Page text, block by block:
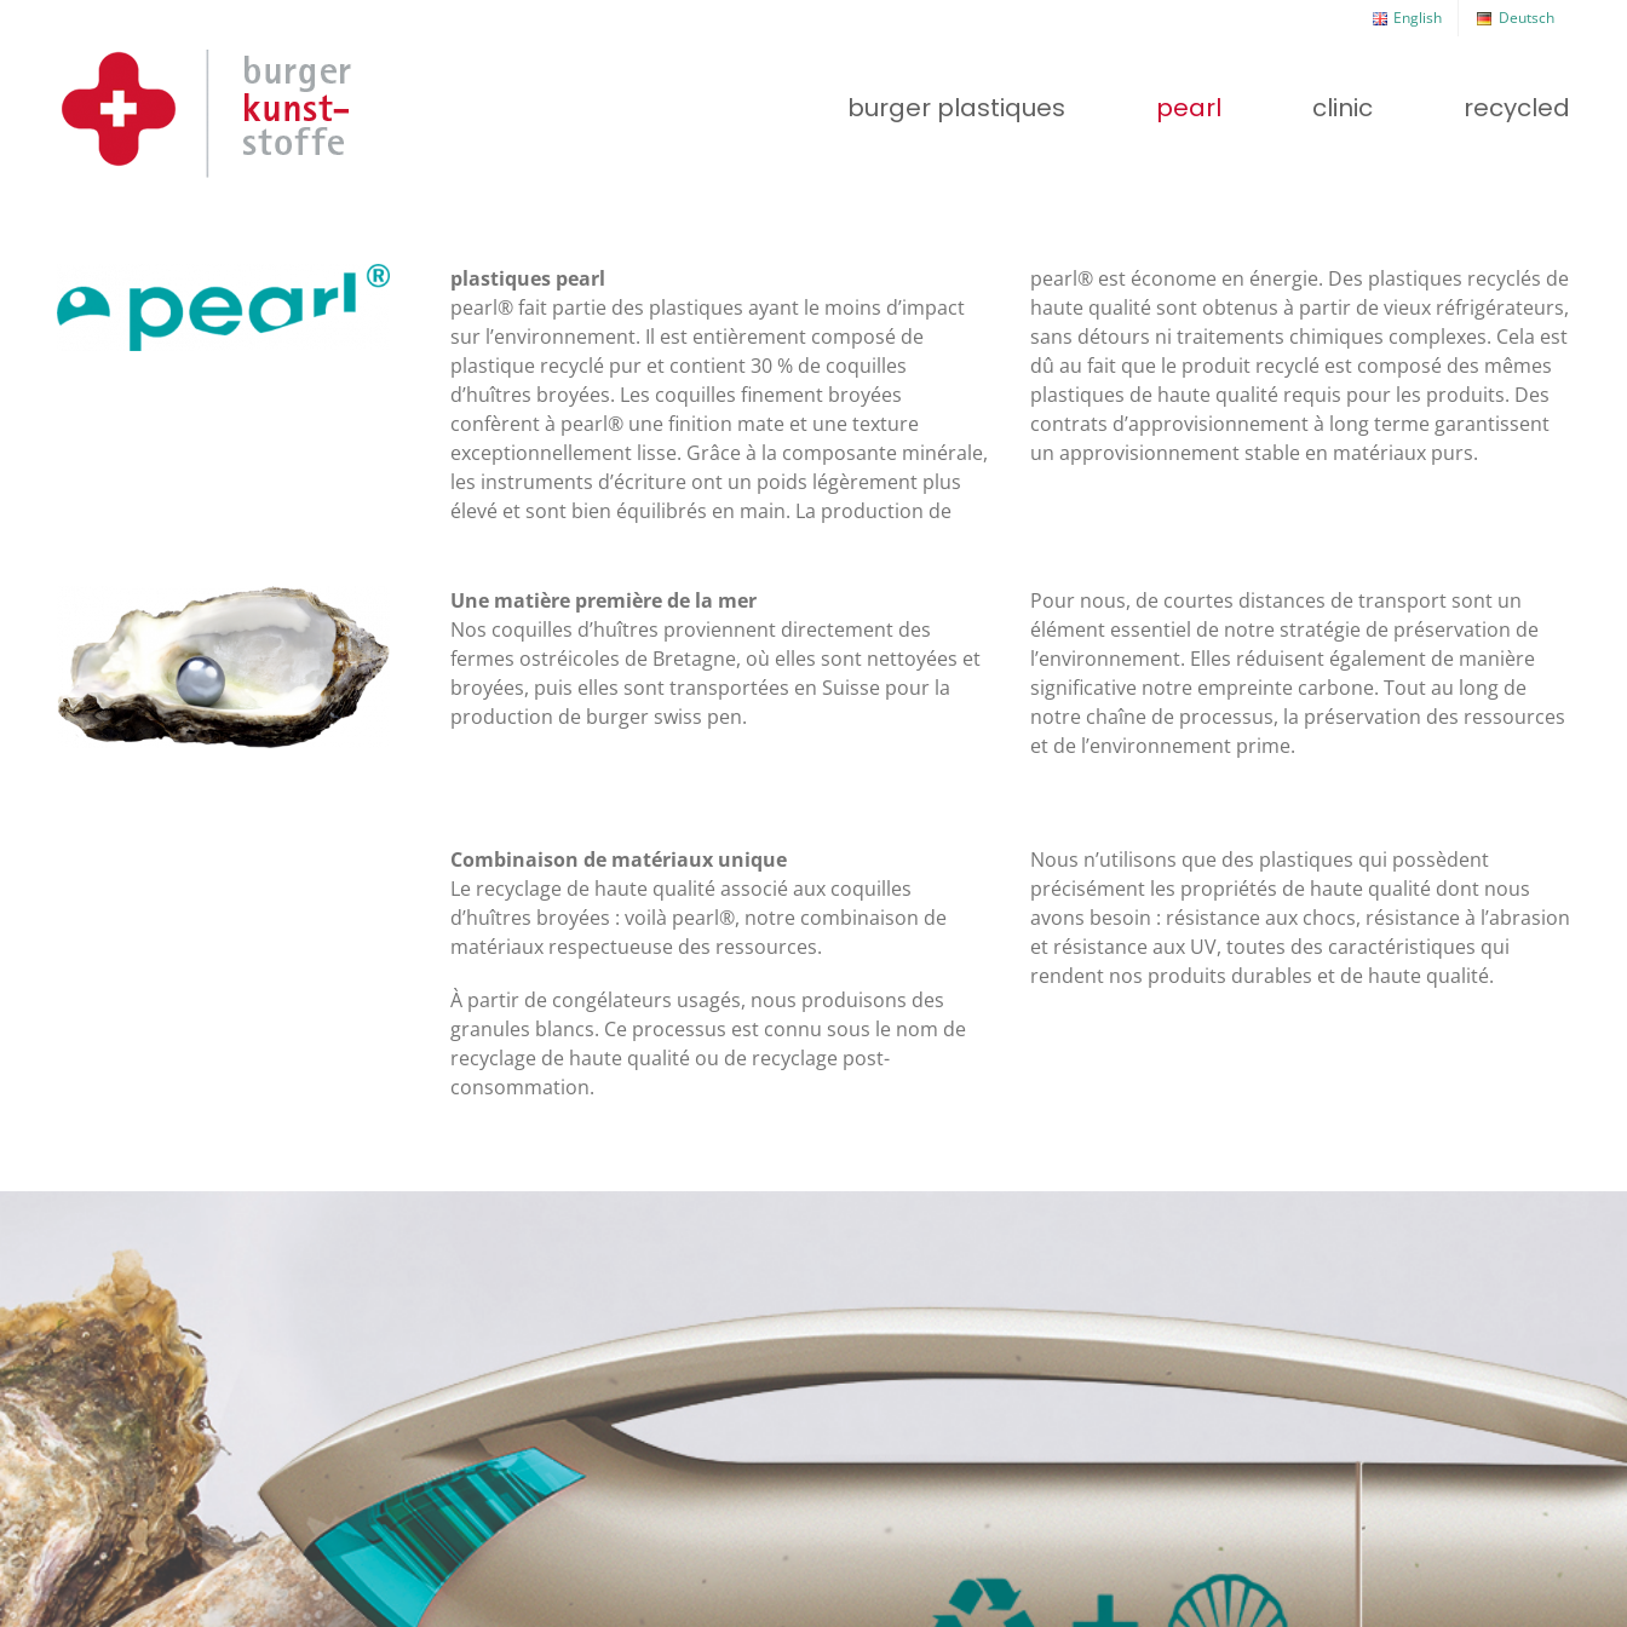
English Deutsch
burger plastiques pearl clinic recycled
plastiques pearl
pearl® fait partie des plastiques ayant le moins d’impact
sur l’environnement. Il est entièrement composé de
plastique recyclé pur et contient 30 % de coquilles
d’huîtres broyées. Les coquilles finement broyées
confèrent à pearl® une finition mate et une texture
exceptionnellement lisse. Grâce à la composante minérale,
les instruments d’écriture ont un poids légèrement plus
élevé et sont bien équilibrés en main. La production de
pearl® est économe en énergie. Des plastiques recyclés de
haute qualité sont obtenus à partir de vieux réfrigérateurs,
sans détours ni traitements chimiques complexes. Cela est
dû au fait que le produit recyclé est composé des mêmes
plastiques de haute qualité requis pour les produits. Des
contrats d’approvisionnement à long terme garantissent
un approvisionnement stable en matériaux purs.
Une matière première de la mer
Nos coquilles d’huîtres proviennent directement des
fermes ostréicoles de Bretagne, où elles sont nettoyées et
broyées, puis elles sont transportées en Suisse pour la
production de burger swiss pen.
Pour nous, de courtes distances de transport sont un
élément essentiel de notre stratégie de préservation de
l’environnement. Elles réduisent également de manière
significative notre empreinte carbone. Tout au long de
notre chaîne de processus, la préservation des ressources
et de l’environnement prime.
Combinaison de matériaux unique
Le recyclage de haute qualité associé aux coquilles
d’huîtres broyées : voilà pearl®, notre combinaison de
matériaux respectueuse des ressources.
À partir de congélateurs usagés, nous produisons des
granules blancs. Ce processus est connu sous le nom de
recyclage de haute qualité ou de recyclage post-
consommation.
Nous n’utilisons que des plastiques qui possèdent
précisément les propriétés de haute qualité dont nous
avons besoin : résistance aux chocs, résistance à l’abrasion
et résistance aux UV, toutes des caractéristiques qui
rendent nos produits durables et de haute qualité.